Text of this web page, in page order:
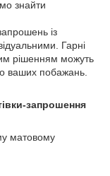
знайти
із
Гарні
рішенням можуть
ваших побажань.
запрошення
матовому